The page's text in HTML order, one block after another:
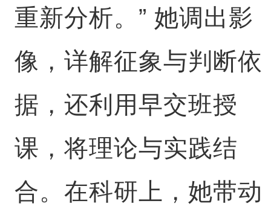
重新分析。” 她调出影
像，详解征象与判断依
据，还利用早交班授
课，将理论与实践结
合。在科研上，她带动